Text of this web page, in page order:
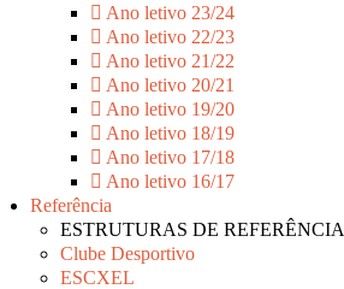
Ano letivo 23/24
Ano letivo 22/23
Ano letivo 21/22
Ano letivo 20/21
Ano letivo 19/20
Ano letivo 18/19
Ano letivo 17/18
Ano letivo 16/17
Referência
ESTRUTURAS DE REFERÊNCIA
Clube Desportivo
ESCXEL